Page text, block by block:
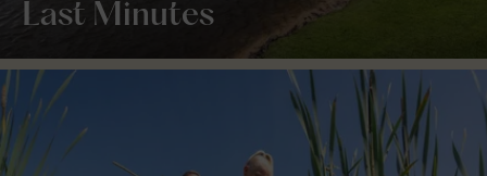
Last Minutes